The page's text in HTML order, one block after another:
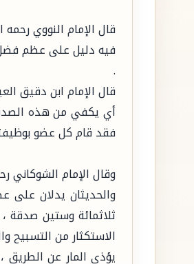
قال الإمام النووي رحمه
فيه دليل على عظم فضل
.
قال الإمام ابن دقيق
أي يكفي من هذه
فقد قام كل عضو بوظيفته
وقال الإمام الشوكاني
والحديثان يدلان
ثلاثمائة وستين صدقة
الاستكثار من التسبيح
يؤذي المار عن الطريق